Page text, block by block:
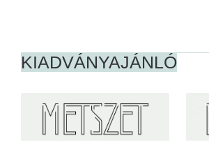
KIADVÁNYAJÁNLÓ